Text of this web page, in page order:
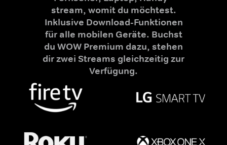
stream, womit du möchtest.
Inklusive Download-Funktionen
für alle mobilen Geräte. Buchst
du WOW Premium dazu, stehen
dir zwei Streams gleichzeitig zur
Verfügung.